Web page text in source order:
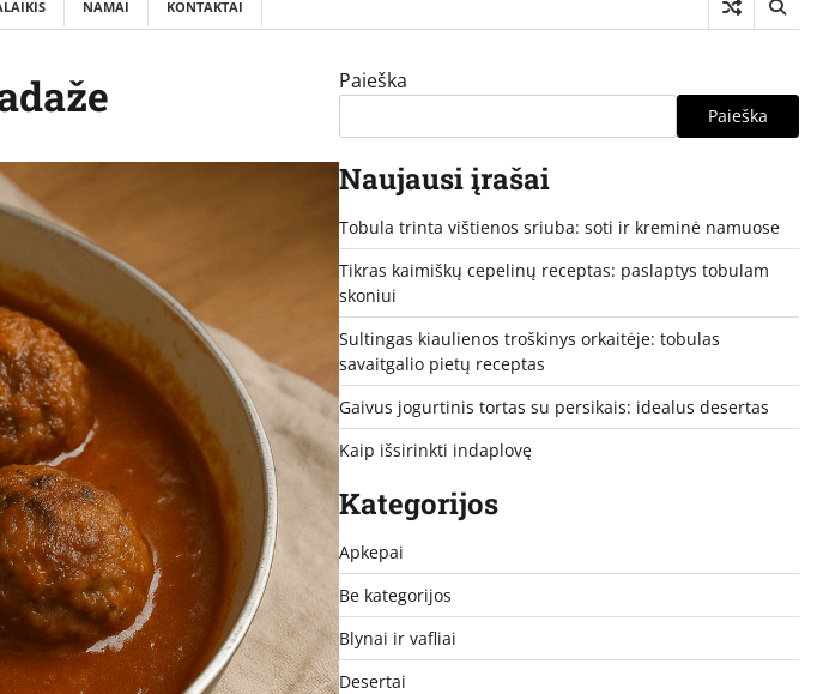
NAMAI KONTAKTAI
Paieška
Paieška
Naujausi įrašai
Tobula trinta vištienos sriuba: soti ir kreminė namuose
Tikras kaimiškų cepelinų receptas: paslaptys tobulam
skoniui
Sultingas kiaulienos troškinys orkaitėje: tobulas
savaitgalio pietų receptas
Gaivus jogurtinis tortas su persikais: idealus desertas
Kaip išsirinkti indaplovę
Kategorijos
Apkepai
Be kategorijos
Blynai ir vafliai
Desertai